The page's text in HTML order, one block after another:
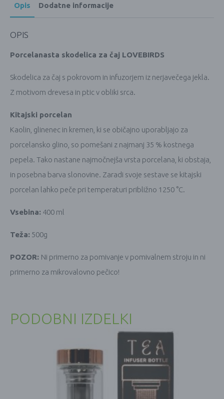
Opis Dodatne informacije
OPIS
Porcelanasta skodelica za čaj LOVEBIRDS
Skodelica za čaj s pokrovom in infuzorjem iz nerjavečega jekla.
Z motivom drevesa in ptic v obliki srca.
Kitajski porcelan
Kaolin, glinenec in kremen, ki se običajno uporabljajo za
porcelansko glino, so pomešani z najmanj 35 % kostnega
pepela. Tako nastane najmočnejša vrsta porcelana, ki obstaja,
in posebna barva slonovine. Zaradi svoje sestave se kitajski
porcelan lahko peče pri temperaturi približno 1250 °C.
Vsebina: 400 ml
Teža: 500g
POZOR: Ni primerno za pomivanje v pomivalnem stroju in ni
primerno za mikrovalovno pečico!
PODOBNI IZDELKI